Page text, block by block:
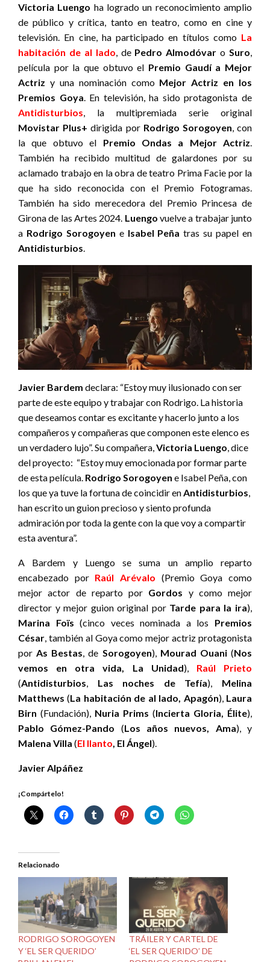
Victoria Luengo ha logrado un reconocimiento amplio
de público y crítica, tanto en teatro, como en cine y
televisión. En cine, ha participado en títulos como La
habitación de al lado , de Pedro Almodóvar o Suro
película por la que obtuvo el Premio Gaudí a Mejor
Actriz y una nominación como Mejor Actriz en los
Premios Goya . En televisión, ha sido protagonista de
Antidisturbios , la multipremiada serie original
Movistar Plus+ dirigida por Rodrigo Sorogoyen , con
la que obtuvo el Premio Ondas a Mejor Actriz
También ha recibido multitud de galardones por su
aclamado trabajo en la obra de teatro Prima Facie por la
que ha sido reconocida con el Premio Fotogramas.
También ha sido merecedora del Premio Princesa de
Girona de las Artes 2024. Luengo vuelve a trabajar junto
a Rodrigo Sorogoyen e Isabel Peña tras su papel en
Antidisturbios
Javier Bardem declara: “Estoy muy ilusionado con ser
parte de este equipo y trabajar con Rodrigo. La historia
que deseamos contar es excitante y hacerlo junto a los
compañeros y compañeras que componen este elenco es
un verdadero lujo”. Su compañera, Victoria Luengo , dice
del proyecto: “Estoy muy emocionada por formar parte
de esta película. Rodrigo Sorogoyen e Isabel Peña, con
los que ya tuve la fortuna de coincidir en Antidisturbios
han escrito un guion precioso y siento profunda
admiración por toda la gente con la que voy a compartir
esta aventura”.
A Bardem y Luengo se suma un amplio reparto
encabezado por Raúl Arévalo (Premio Goya como
mejor actor de reparto por Gordos y como mejor
director y mejor guion original por Tarde para la ira),
Marina Foïs (cinco veces nominada a los Premios
César , también al Goya como mejor actriz protagonista
por As Bestas , de Sorogoyen), Mourad Ouani(Nos
vemos en otra vida, La Unidad), Raúl Prieto
(Antidisturbios Las noches de Tefía), Melina
Matthews (La habitación de al lado, Apagón), Laura
Birn (Fundación), Nuria Prims (Incierta Gloria, Élite),
Pablo Gómez-Pando (Los años nuevos, Ama), y
Malena Villa (El llanto , El Ángel).
Javier Alpáñez
¡Compártelo!
Relacionado
RODRIGO SOROGOYEN
Y ‘EL SER QUERIDO’
TRÁILER Y CARTEL DE
‘EL SER QUERIDO’ DE